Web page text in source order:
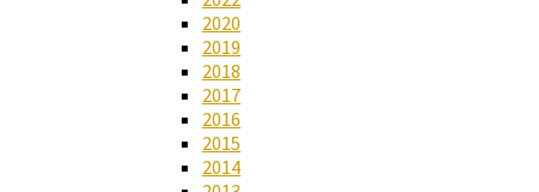
2020
2019
2018
2017
2016
2015
2014